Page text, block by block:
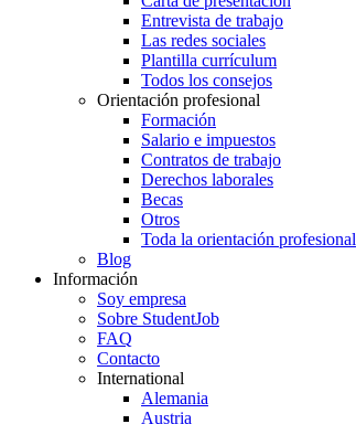
Entrevista de trabajo
Las redes sociales
Plantilla currículum
Todos los consejos
Orientación profesional
Formación
Salario e impuestos
Contratos de trabajo
Derechos laborales
Becas
Otros
Toda la orientación profesional
Blog
Información
Soy empresa
Sobre StudentJob
FAQ
Contacto
International
Alemania
Austria